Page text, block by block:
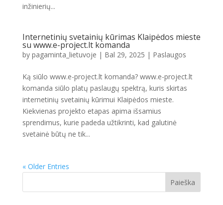
inžinierių...
Internetinių svetainių kūrimas Klaipėdos mieste
su www.e-project.lt komanda
by pagaminta_lietuvoje | Bal 29, 2025 | Paslaugos
Ką siūlo www.e-project.lt komanda? www.e-project.lt
komanda siūlo platų paslaugų spektrą, kuris skirtas
internetinių svetainių kūrimui Klaipėdos mieste.
Kiekvienas projekto etapas apima išsamius
sprendimus, kurie padeda užtikrinti, kad galutinė
svetainė būtų ne tik...
« Older Entries